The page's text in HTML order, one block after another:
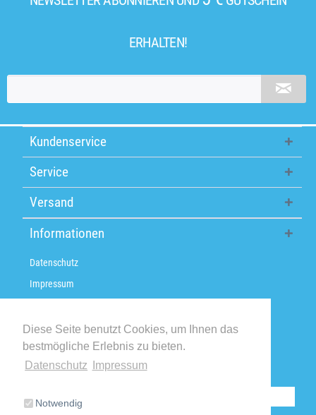
Diese Seite benutzt Cookies, um Ihnen das
bestmögliche Erlebnis zu bieten.
Datenschutz
Impressum
Notwendig
ERHALTEN!
Kundenservice
Service
Informationen
Datenschutz
Impressum
Versandkosten / Lieferzeiten
Widerrufsbelehrung
Retoure
Versand